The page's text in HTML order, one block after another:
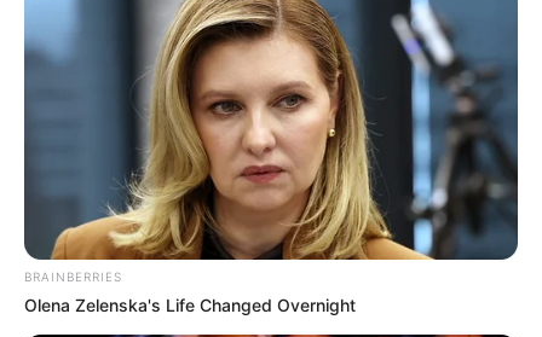
Tidak terasa sekarang kita sudah ada di penghujung tahun 2018
itu artinya beberapa minggu lagi kita sudah berganti tahun. Di
penghujung akhir tahun seperti ini biasanya kalian ngapain saja
sih? Liburan kah atau hanya berdiam diri di rumah?
Untuk sebagaian orang yang memiliki cuti panjang mungkin
liburan menjadi salah satu alternatif untuk mengisi waktu di akhir
tahun. Tapi bagaimana dengan yang tidak punya waktu luang
banyak?
Salah satu solusi yang mudah adalah menonton film terbaru yang
cocok untuk mengisi waktu libur kamu. Film apa saja sih yang
BRAINBERRIES
Olena Zelenska's Life Changed Overnight